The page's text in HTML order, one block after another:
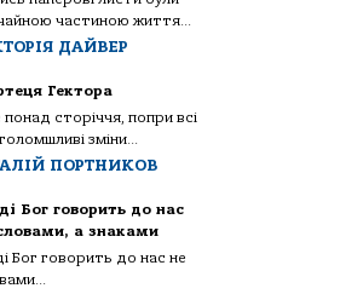
частиною життя...
ДАЙВЕР
Гектора
сторіччя, попри всі
зміни...
ПОРТНИКОВ
Бог говорить до нас
а знаками
Бог говорить до нас не